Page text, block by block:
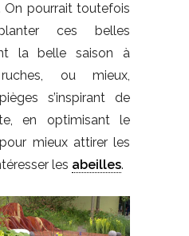
On pourrait toutefois
ces belles
la belle saison à
ou mieux,
s’inspirant de
en optimisant le
mieux attirer les
les abeilles.